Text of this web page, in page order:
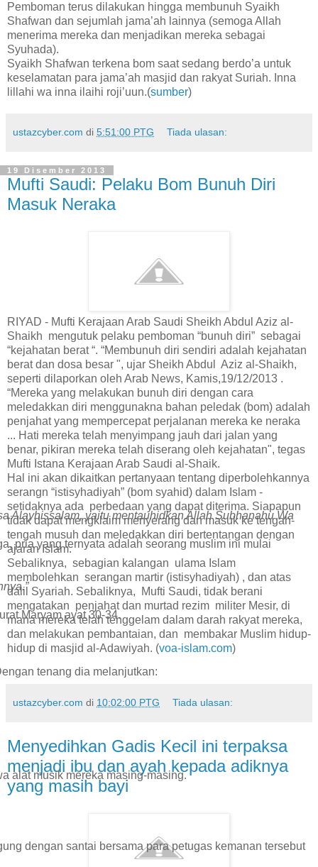
Pemboman terus dilakukan hingga membunuh Syaikh
Shafwan dan sejumlah jama’ah lainnya (semoga Allah
menerima mereka dan menjadikan mereka sebagai
Syuhada).
Syaikh Shafwan terkena bom saat sedang berdo’a untuk
keselamatan para jama’ah masjid dan rakyat Suriah. Inna
lillahi wa inna ilaihi roji’uun.(sumber)
ustazcyber.com di 5:51:00 PTG Tiada ulasan:
19 Disember 2013
Mufti Saudi: Pelaku Bom Bunuh Diri
Masuk Neraka
RIYAD - Mufti Kerajaan Arab Saudi Sheikh Abdul Aziz al-
Shaikh mengutuk pelaku pemboman “bunuh diri” sebagai
“kejahatan berat “. “Membunuh diri sendiri adalah kejahatan
berat dan dosa besar ", ujar Sheikh Abdul Aziz al-Shaikh,
seperti dilaporkan oleh Arab News, Kamis,19/12/2013 .
“Mereka yang melakukan bunuh diri dengan cara
meledakkan diri menggunakna bahan peledak (bom) adalah
penjahat yang mempercepat perjalanan mereka ke neraka
... Hati mereka telah menyimpang jauh dari jalan yang
benar, pikiran mereka telah diserang oleh kejahatan", tegas
Mufti Istana Kerajaan Arab Saudi al-Shaik.
Hal ini akan dikaitkan pertanyaan tentang diperbolehkannya
serangn “istisyhadiyah” (bom syahid) dalam Islam -
setidaknya ada perbedaan yang dapat diterima. Siapapun
tidak dapat mengklaim menyerang dan masuk ke tengah-
tengah musuh dan meledakkan diri bertentangan dengan
ajaran Islam.
Sebaliknya, sebagian kalangan ulama Islam
membolehkan serangan martir (istisyhadiyah) , dan atas
dalil Syariah. Sebaliknya, Mufti Saudi, tidak berani
mengatakan penjahat dan murtad rezim militer Mesir, di
mana mereka telah tenggelam dalam darah rakyat mereka,
dan melakukan pembantaian, dan membakar Muslim hidup-
hidup di masjid al-Adawiyah. (voa-islam.com)
ustazcyber.com di 10:02:00 PTG Tiada ulasan:
Menyedihkan Gadis Kecil ini terpaksa
menjadi ibu dan ayah kepada adiknya
yang masih bayi
Alayhissalam, yaitu mentauhidkan Allah Subhanahu Wa
pria yang ternyata adalah seorang muslim ini mulai
Maryam ayat 30-34.
tenang dia melanjutkan:
alat musik mereka masing-masing.
dengan santai bersama para petugas kemanan tersebut